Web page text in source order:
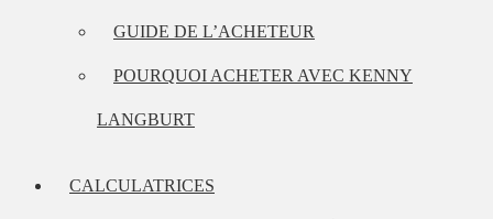
GUIDE DE L’ACHETEUR
POURQUOI ACHETER AVEC KENNY
LANGBURT
CALCULATRICES